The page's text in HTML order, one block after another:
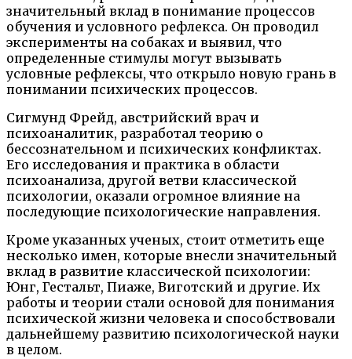
значительный вклад в понимание процессов
обучения и условного рефлекса. Он проводил
эксперименты на собаках и выявил, что
определенные стимулы могут вызывать
условные рефлексы, что открыло новую грань в
понимании психических процессов.
Сигмунд Фрейд, австрийский врач и
психоаналитик, разработал теорию о
бессознательном и психических конфликтах.
Его исследования и практика в области
психоанализа, другой ветви классической
психологии, оказали огромное влияние на
последующие психологические направления.
Кроме указанных ученых, стоит отметить еще
несколько имен, которые внесли значительный
вклад в развитие классической психологии:
Юнг, Гестальт, Пиаже, Виготский и другие. Их
работы и теории стали основой для понимания
психической жизни человека и способствовали
дальнейшему развитию психологической науки
в целом.